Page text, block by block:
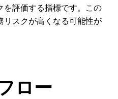
を評価する指標です。この
リスクが高くなる可能性が
ロー